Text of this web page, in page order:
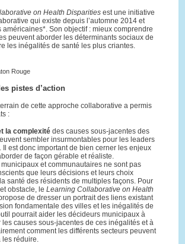
on Health Disparitiesest une initiative
qui existe depuis l’automne 2014 et
américaines*. Son objectif : mieux comprendre
peuvent aborder les déterminants sociaux de
les inégalités de santé les plus criantes.
Rouge
pistes d’action
de cette approche collaborative a permis
:
la complexitédes causes sous-jacentes des
sembler insurmontables pour les leaders
Il est donc important de bien cerner les enjeux
de façon gérable et réaliste.
municipaux et communautaires ne sont pas
que leurs décisions et leurs choix
santé des résidents de multiples façons. Pour
obstacle, le Learning Collaborative on Health
de dresser un portrait des liens existant
fondamentale des villes et les inégalités de
pourrait aider les décideurs municipaux à
les causes sous-jacentes de ces inégalités et à
comment les différents secteurs peuvent
les réduire.